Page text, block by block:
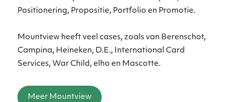
Positionering, Propositie, Portfolio en Promotie.
Mountview heeft veel cases, zoals van Berenschot,
Campina, Heineken, D.E., International Card
Services, War Child, elho en Mascotte.
Meer Mountview